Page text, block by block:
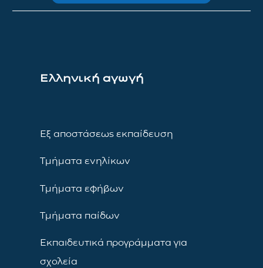
Ελληνική αγωγή
Εξ αποστάσεως εκπαίδευση
Τμήματα ενηλίκων
Τμήματα εφήβων
Τμήματα παίδων
Εκπαιδευτικά προγράμματα για
σχολεία